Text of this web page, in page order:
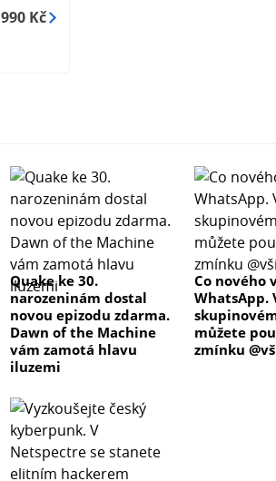
990 Kč
Quake ke 30.
narozeninám dostal
novou epizodu zdarma.
Dawn of the Machine
vám zamotá hlavu
iluzemi
Co nového
WhatsApp.
můžete
zmínku